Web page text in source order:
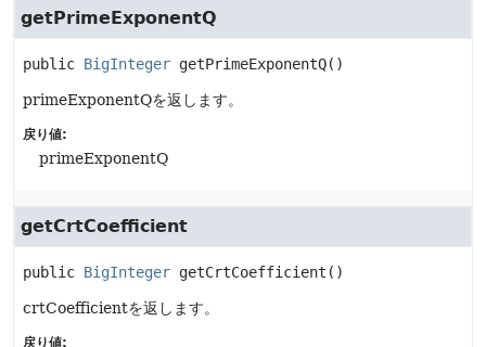
getPrimeExponentQ
public BigInteger getPrimeExponentQ()
primeExponentQを返します。
戻り値:
primeExponentQ
getCrtCoefficient
public BigInteger getCrtCoefficient ()
crtCoefficientを返します。
戻り値: